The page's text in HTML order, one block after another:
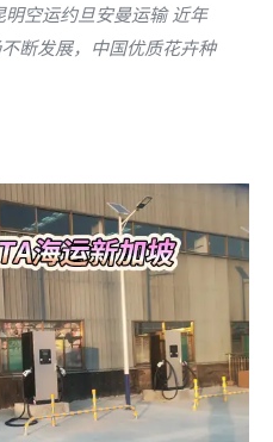
空运约旦安曼运输 近年
断发展，中国优质花卉种